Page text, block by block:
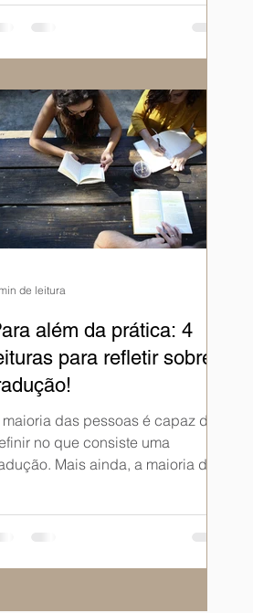
além da prática: 4
para refletir sobre
das pessoas é capaz de
no que consiste uma
Mais ainda, a maioria das
de leitura